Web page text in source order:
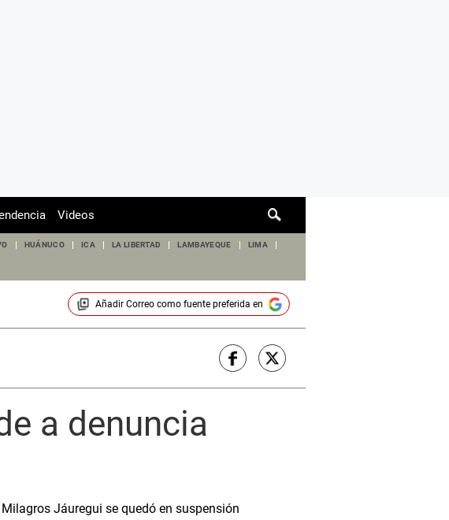
de
Videos
HUÁNUCO ICA LA LIBERTAD LAMBAYEQUE LIMA
Añadir Correocomo fuente preferida en
a denuncia
Jáuregui se quedó en suspensión